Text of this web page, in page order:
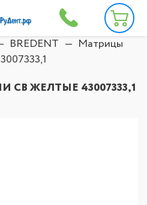
BREDENT
Матрицы
ЖЕЛТЫЕ 43007333,1